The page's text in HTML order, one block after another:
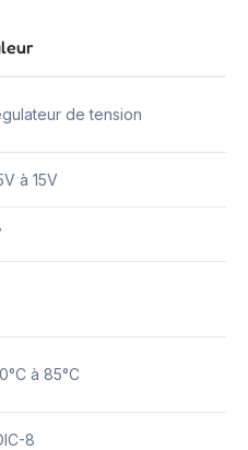
de tension
à 15V
à 85°C
8